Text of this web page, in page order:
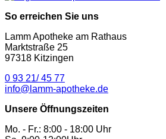
So erreichen Sie uns
Lamm Apotheke am Rathaus
Marktstraße 25
97318 Kitzingen
0 93 21/ 45 77
info@lamm-apotheke.de
Unsere Öffnungszeiten
Mo. - Fr.: 8:00 - 18:00 Uhr